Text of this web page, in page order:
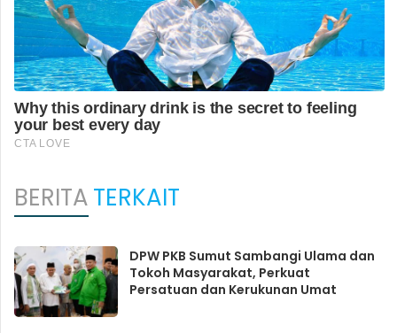
BERITATERKAIT
DPW PKB Sumut Sambangi Ulama dan
Tokoh Masyarakat, Perkuat
Persatuan dan Kerukunan Umat